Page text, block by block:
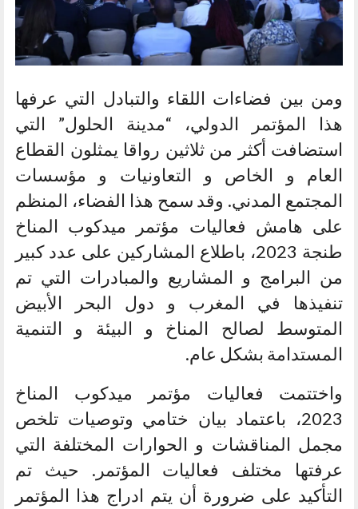
ومن بين فضاءات اللقاء والتبادل التي عرفها
هذا المؤتمر الدولي، “مدينة الحلول” التي
استضافت أكثر من ثلاثين رواقا يمثلون القطاع
العام و الخاص و التعاونيات و مؤسسات
المجتمع المدني. وقد سمح هذا الفضاء، المنظم
على هامش فعاليات مؤتمر ميدكوب المناخ
طنجة 2023، باطلاع المشاركين على عدد كبير
من البرامج و المشاريع والمبادرات التي تم
تنفيذها في المغرب و دول البحر الأبيض
المتوسط لصالح المناخ و البيئة و التنمية
المستدامة بشكل عام.
واختتمت فعاليات مؤتمر ميدكوب المناخ
2023، باعتماد بيان ختامي وتوصيات تلخص
مجمل المناقشات و الحوارات المختلفة التي
عرفتها مختلف فعاليات المؤتمر. حيث تم
التأكيد على ضرورة أن يتم ادراج هذا المؤتمر